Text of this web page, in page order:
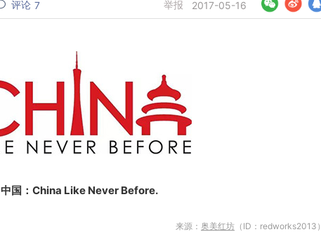
评论 7 举报 2017-05-16
中国：China Like Never Before.
来源： 奥美红坊 （ID：redworks2013）